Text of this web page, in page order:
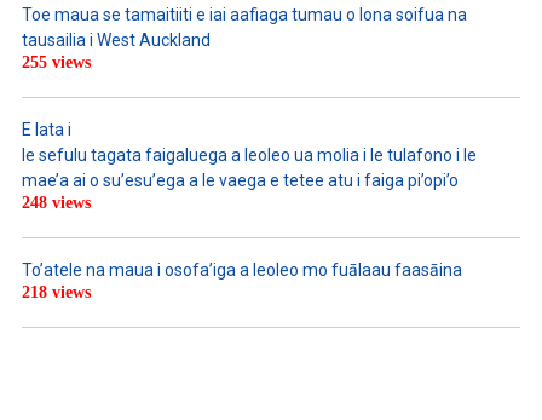
Toe maua se tamaitiiti e iai aafiaga tumau o lona soifua na
tausailia i West Auckland
255 views
E lata i
le sefulu tagata faigaluega a leoleo ua molia i le tulafono i le
mae’a ai o su’esu’ega a le vaega e tetee atu i faiga pi’opi’o
248 views
To’atele na maua i osofa’iga a leoleo mo fuālaau faasāina
218 views